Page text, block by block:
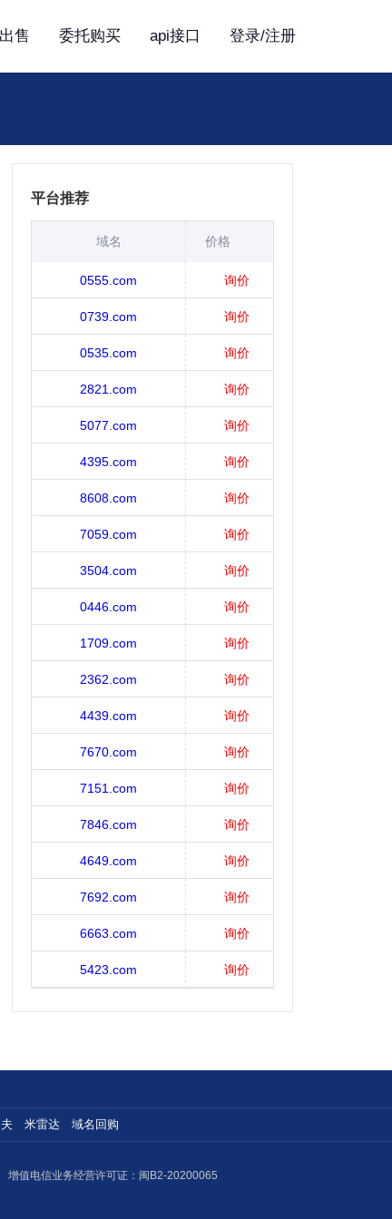
售 委托购买 api接口 登录/注册
平台推荐
域名 价格
0555.com 询价
0739.com 询价
0535.com 询价
2821.com 询价
5077.com 询价
4395.com 询价
8608.com 询价
7059.com 询价
3504.com 询价
0446.com 询价
1709.com 询价
2362.com 询价
4439.com 询价
7670.com 询价
7151.com 询价
7846.com 询价
4649.com 询价
7692.com 询价
6663.com 询价
5423.com 询价
米雷达 域名回购
增值电信业务经营许可证：闽B2-20200065